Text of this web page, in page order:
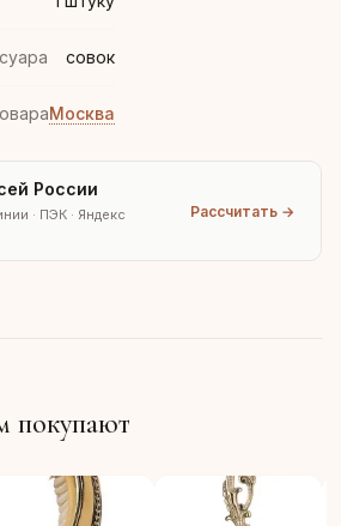
совок
Москва
России
· ПЭК · Яндекс
Рассчитать →
покупают